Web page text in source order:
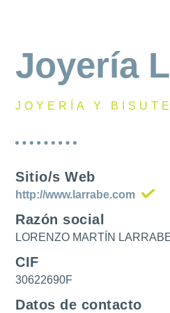
Joyería
JOYERÍA Y
Sitio/s Web
http://www.larrabe.com
Razón social
LORENZO MARTÍN
CIF
30622690F
Datos de contacto